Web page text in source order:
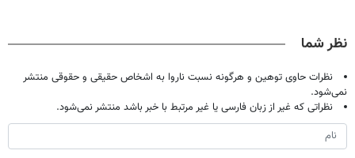
نظر شما
نظرات حاوی توهین و هرگونه نسبت ناروا به اشخاص حقیقی و حقوقی منتشر
نمی‌شود.
نظراتی که غیر از زبان فارسی یا غیر مرتبط با خبر باشد منتشر نمی‌شود.